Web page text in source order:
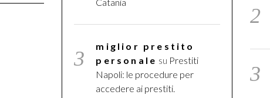
miglior prestito
personale su Prestiti
Napoli: le procedure per
accedere ai prestiti.